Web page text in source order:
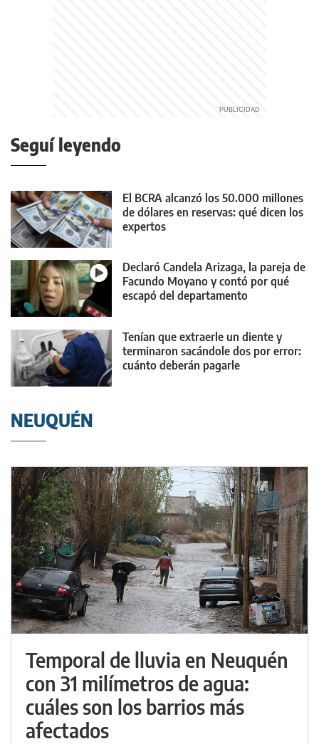
Seguí leyendo
El BCRA alcanzó los 50.000 millones
de dólares en reservas: qué dicen los
expertos
Declaró Candela Arizaga, la pareja de
Facundo Moyano y contó por qué
escapó del departamento
Tenían que extraerle un diente y
terminaron sacándole dos por error:
cuánto deberán pagarle
NEUQUÉN
Temporal de lluvia en Neuquén
con 31 milímetros de agua:
cuáles son los barrios más
afectados